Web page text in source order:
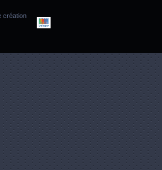
création